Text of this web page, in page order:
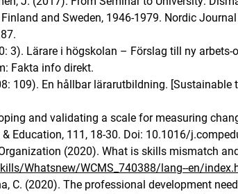
and Sweden, 1946-1979. Nordic
3). Lärare i högskolan – Förslag till ny
Fakta info direkt.
109). En hållbar lärarutbildning.
and validating a scale for measuring
Education, 111, 18-30. Doi: 10.1016/
(2020). What is skills mismatch
Whatsnew/WCMS_740388/lang--en/
C. (2020). The professional development